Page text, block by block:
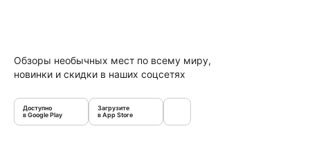
Обзоры необычных мест по всему миру,
новинки и скидки в наших соцсетях
Доступно
в Google Play
Загрузите
в App Store